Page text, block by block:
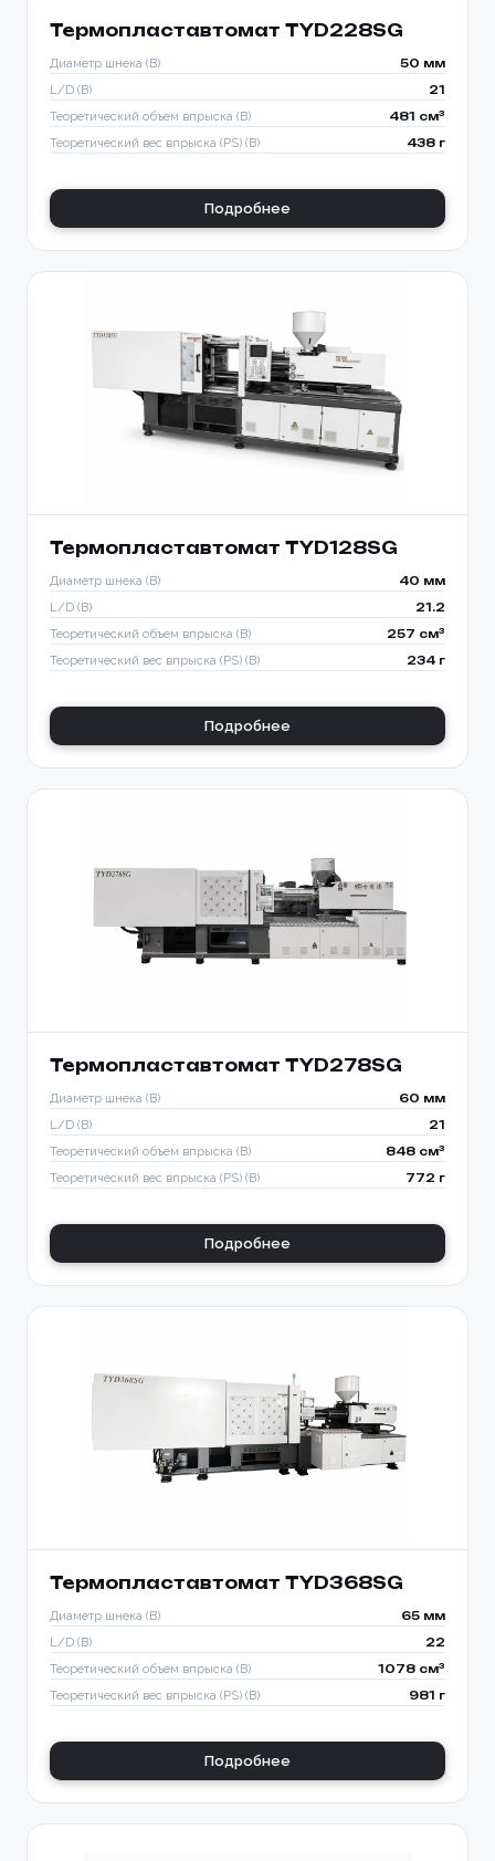
Термопластавтомат TYD228SG
Диаметр шнека (B) 50 мм
L/D (B) 21
Теоретический объем впрыска (B) 481 см³
Теоретический вес впрыска (PS) (B) 438 г
Подробнее
Термопластавтомат TYD128SG
Диаметр шнека (B) 40 мм
L/D (B) 21.2
Теоретический объем впрыска (B) 257 см³
Теоретический вес впрыска (PS) (B) 234 г
Подробнее
Термопластавтомат TYD278SG
Диаметр шнека (B) 60 мм
L/D (B) 21
Теоретический объем впрыска (B) 848 см³
Теоретический вес впрыска (PS) (B) 772 г
Подробнее
Термопластавтомат TYD368SG
Диаметр шнека (B) 65 мм
L/D (B) 22
Теоретический объем впрыска (B) 1078 см³
Теоретический вес впрыска (PS) (B) 981 г
Подробнее